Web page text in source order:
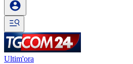
Ultim'ora